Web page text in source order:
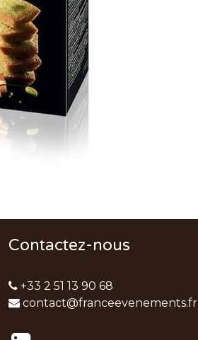
Contactez-nous
+33 2 51 13 90 68
contact@franceevenements.fr